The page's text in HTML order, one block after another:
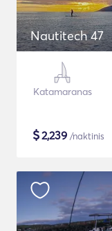
Nautitech 47
Katamaranas
$2,239 /naktinis